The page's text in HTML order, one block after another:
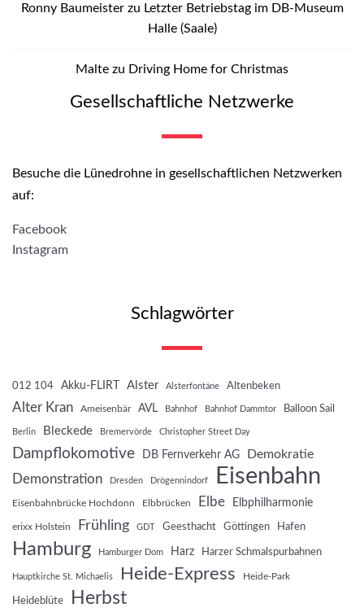
Ronny Baumeisterzu Letzter Betriebstag im DB-Museum
Halle (Saale)
Malte zu Driving Home for Christmas
Gesellschaftliche Netzwerke
Besuche die Lünedrohne in gesellschaftlichen Netzwerken
auf:
Facebook
Instagram
Schlagwörter
012 104 Akku-FLIRT Alster Alsterfontäne Altenbeken
Alter Kran Ameisenbär AVL Bahnhof Bahnhof Dammtor Balloon Sail
Berlin Bleckede Bremervörde Christopher Street Day
Dampflokomotive DB Fernverkehr AG Demokratie
Demonstration Dresden Drögennindorf Eisenbahn
Eisenbahnbrücke Hochdonn Elbbrücken Elbe Elbphilharmonie
erixx Holstein Frühling GDT Geesthacht Göttingen Hafen
Hamburg Hamburger Dom Harz Harzer Schmalspurbahnen
Hauptkirche St. Michaelis Heide-Express Heide-Park
Heideblüte Herbst